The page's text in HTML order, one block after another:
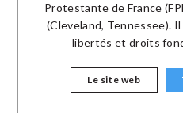
Protestante de France
(Cleveland, Tennessee).
libertés et droits
Le site web